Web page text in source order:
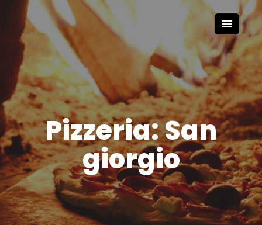
Pizzeria: San
giorgio